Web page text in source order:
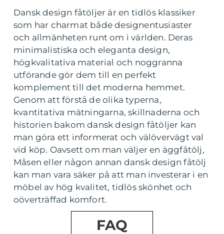
Dansk design fåtöljer är en tidlös klassiker
som har charmat både designentusiaster
och allmänheten runt om i världen. Deras
minimalistiska och eleganta design,
högkvalitativa material och noggranna
utförande gör dem till en perfekt
komplement till det moderna hemmet.
Genom att förstå de olika typerna,
kvantitativa mätningarna, skillnaderna och
historien bakom dansk design fåtöljer kan
man göra ett informerat och välövervägt val
vid köp. Oavsett om man väljer en äggfåtölj,
Måsen eller någon annan dansk design fåtölj
kan man vara säker på att man investerar i en
möbel av hög kvalitet, tidlös skönhet och
oöverträffad komfort.
FAQ